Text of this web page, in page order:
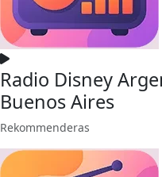
Radio Disney
Buenos Aires
Rekommenderas